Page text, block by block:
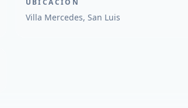
UBICACIÓN
Villa Mercedes, San Luis